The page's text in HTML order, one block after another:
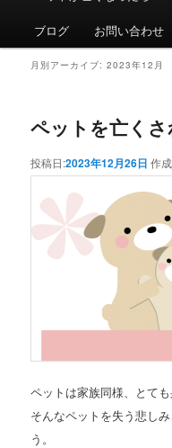
ブログ お問い合わせ
月別アーカイブ:2023年12月
ペットを亡く
投稿日:2023年12月26日 作
ペットは家族同様、とて
そんなペットを失う悲し
う。